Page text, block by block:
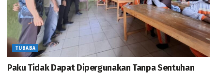
TUBABA
Paku Tidak Dapat Dipergunakan Tanpa Sentuhan